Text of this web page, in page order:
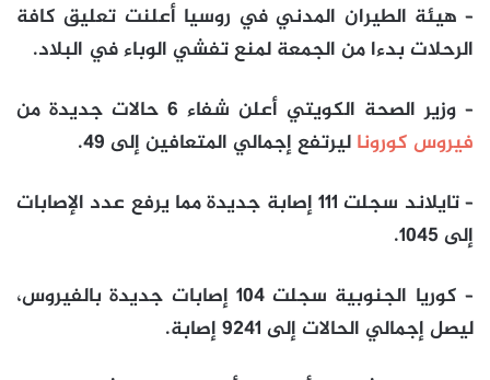
– هيئة الطيران المدني في روسيا أعلنت تعليق كافة
الرحلات بدءا من الجمعة لمنع تفشي الوباء في البلاد.
– وزير الصحة الكويتي أعلن شفاء 6 حالات جديدة من
فيروس كورونا ليرتفع إجمالي المتعافين إلى 49.
–تايلاند
سجلت 111 إصابة جديدة مما يرفع عدد الإصابات
إلى 1045.
– كوريا الجنوبية
سجلت 104 إصابات جديدة بالفيروس،
ليصل إجمالي الحالات إلى 9241 إصابة.